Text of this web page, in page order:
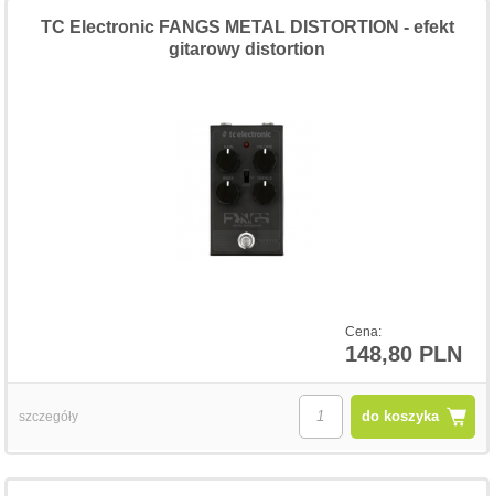
Cena:
148,80 PLN
TC Electronic FANGS METAL DISTORTION - efekt
gitarowy distortion
do koszyka
szczegóły